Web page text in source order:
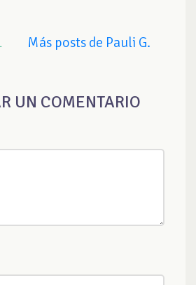
Más posts de Pauli G.
UN COMENTARIO